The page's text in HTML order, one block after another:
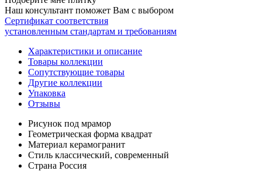
Наш консультант поможет Вам с выбором
Сертификат соответствия
установленным стандартам и требованиям
Характеристики и описание
Товары коллекции
Сопутствующие товары
Другие коллекции
Упаковка
Отзывы
Рисунок под мрамор
Геометрическая форма квадрат
Материал керамогранит
Стиль классический, современный
Страна Россия